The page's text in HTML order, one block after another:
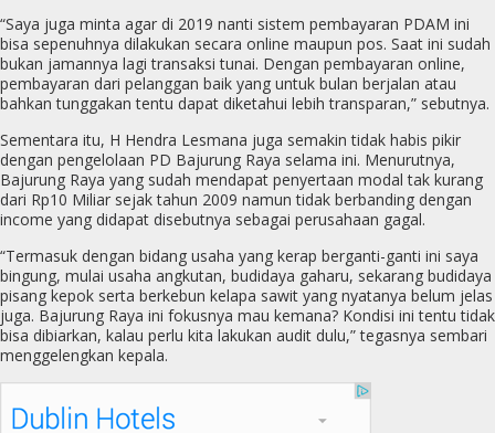
“Saya juga minta agar di 2019 nanti sistem pembayaran PDAM ini
bisa sepenuhnya dilakukan secara online maupun pos. Saat ini sudah
bukan jamannya lagi transaksi tunai. Dengan pembayaran online,
pembayaran dari pelanggan baik yang untuk bulan berjalan atau
bahkan tunggakan tentu dapat diketahui lebih transparan,” sebutnya.
Sementara itu, H Hendra Lesmana juga semakin tidak habis pikir
dengan pengelolaan PD Bajurung Raya selama ini. Menurutnya,
Bajurung Raya yang sudah mendapat penyertaan modal tak kurang
dari Rp10 Miliar sejak tahun 2009 namun tidak berbanding dengan
income yang didapat disebutnya sebagai perusahaan gagal.
“Termasuk dengan bidang usaha yang kerap berganti-ganti ini saya
bingung, mulai usaha angkutan, budidaya gaharu, sekarang budidaya
pisang kepok serta berkebun kelapa sawit yang nyatanya belum jelas
juga. Bajurung Raya ini fokusnya mau kemana? Kondisi ini tentu tidak
bisa dibiarkan, kalau perlu kita lakukan audit dulu,” tegasnya sembari
menggelengkan kepala.